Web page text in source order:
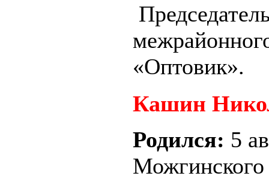
«Оптовик».
Кашин
Родился: 5